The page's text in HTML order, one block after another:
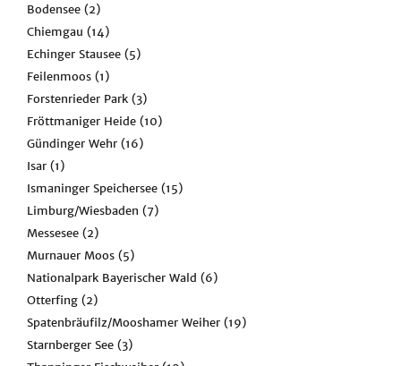
Bodensee (2)
Chiemgau (14)
Echinger Stausee (5)
Feilenmoos (1)
Forstenrieder Park (3)
Fröttmaniger Heide (10)
Gündinger Wehr (16)
Isar (1)
Ismaninger Speichersee (15)
Limburg/Wiesbaden (7)
Messesee (2)
Murnauer Moos (5)
Nationalpark Bayerischer Wald (6)
Otterfing (2)
Spatenbräufilz/Mooshamer Weiher (19)
Starnberger See (3)